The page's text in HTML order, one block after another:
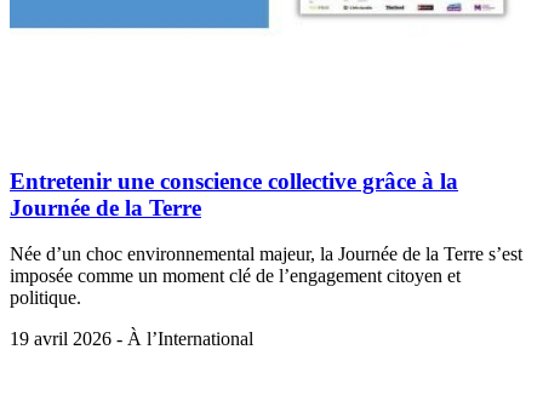
Entretenir une conscience collective grâce à la
Journée de la Terre
Née d’un choc environnemental majeur, la Journée de la Terre s’est
imposée comme un moment clé de l’engagement citoyen et
politique.
19 avril 2026 - À l’International